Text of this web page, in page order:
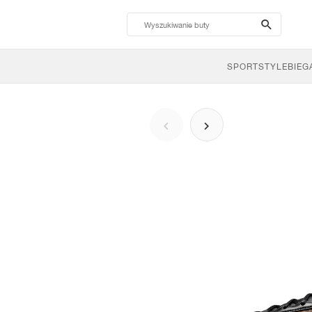
search-
btn
SPORTSTYLE